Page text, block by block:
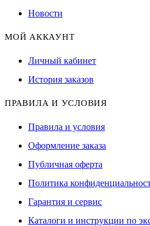
Новости
МОЙ АККАУНТ
Личный кабинет
История заказов
ПРАВИЛА И УСЛОВИЯ
Правила и условия
Оформление заказа
Публичная оферта
Политика
Гарантия и сервис
Каталоги и инструкции по